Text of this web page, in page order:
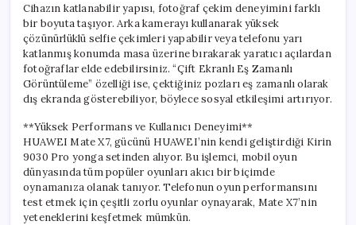
Cihazın katlanabilir yapısı, fotoğraf çekim deneyimini farklı
bir boyuta taşıyor. Arka kamerayı kullanarak yüksek
çözünürlüklü selfie çekimleri yapabilir veya telefonu yarı
katlanmış konumda masa üzerine bırakarak yaratıcı açılardan
fotoğraflar elde edebilirsiniz. “Çift Ekranlı Eş Zamanlı
Görüntüleme” özelliği ise, çektiğiniz pozları eş zamanlı olarak
dış ekranda gösterebiliyor, böylece sosyal etkileşimi artırıyor.
**Yüksek Performans ve Kullanıcı Deneyimi**
HUAWEI Mate X7, gücünü HUAWEI’nin kendi geliştirdiği Kirin
9030 Pro yonga setinden alıyor. Bu işlemci, mobil oyun
dünyasında tüm popüler oyunları akıcı bir biçimde
oynamanıza olanak tanıyor. Telefonun oyun performansını
test etmek için çeşitli zorlu oyunlar oynayarak, Mate X7’nin
yeteneklerini keşfetmek mümkün.